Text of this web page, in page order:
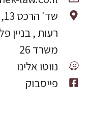
משרד 26
נווטו אלינו
פייסבוק